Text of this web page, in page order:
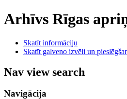
Arhīvs Rīgas
Skatīt informāciju
Skatīt galveno izvēli un
Nav view search
Navigācija